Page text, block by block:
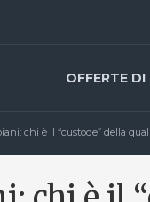
OFFERTE
chi è il “custode” della